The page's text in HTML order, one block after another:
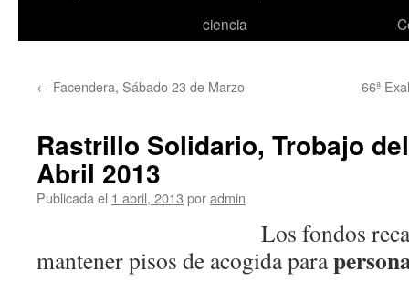
ciencia
← Facendera, Sábado 23 de Marzo 66ª
Rastrillo Solidario, Trobajo
Abril 2013
Publicada el 1 abril, 2013 poradmin
Los fondos
mantener pisos de acogida para